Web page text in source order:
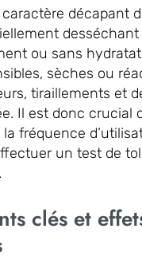
décapant
desséchant
ou sans
sèches ou
tiraillements et
Il est donc crucial
fréquence
un test de
clés et